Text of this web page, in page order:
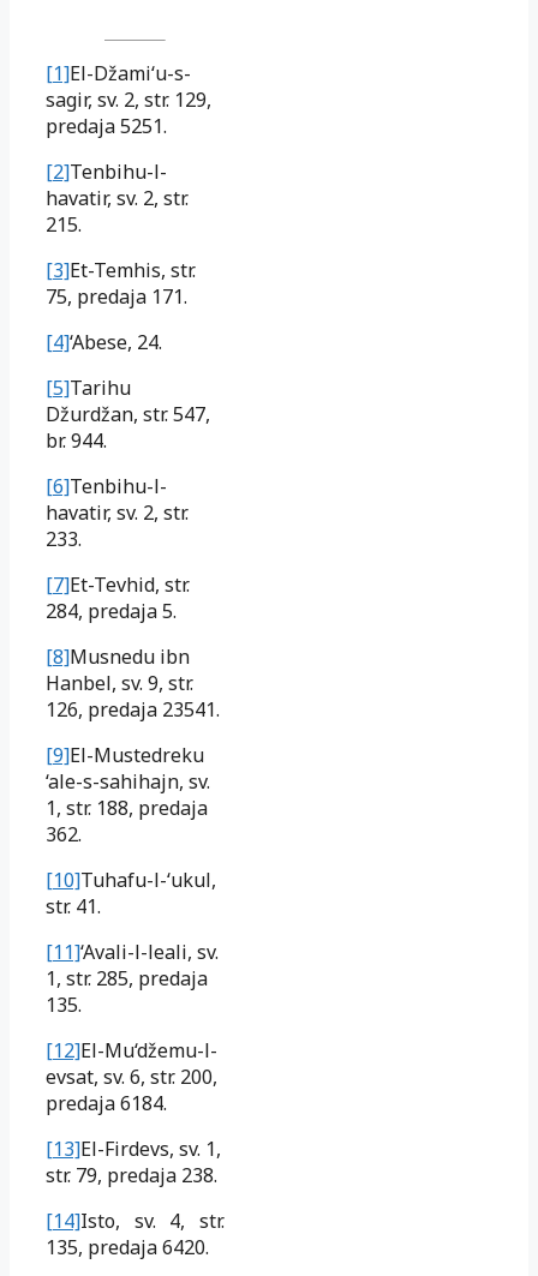
[1]El-Džami‘u-s-
sagir, sv. 2, str. 129,
predaja 5251.
[2]Tenbihu-l-
havatir, sv. 2, str.
215.
[3]Et-Temhis, str.
75, predaja 171.
[4]‘Abese, 24.
[5]Tarihu
Džurdžan, str. 547,
br. 944.
[6]Tenbihu-l-
havatir, sv. 2, str.
233.
[7]Et-Tevhid, str.
284, predaja 5.
[8]Musnedu ibn
Hanbel, sv. 9, str.
126, predaja 23541.
[9]El-Mustedreku
‘ale-s-sahihajn, sv.
1, str. 188, predaja
362.
[10]Tuhafu-l-‘ukul,
str. 41.
[11]‘Avali-l-leali, sv.
1, str. 285, predaja
135.
[12]El-Mu‘džemu-l-
evsat, sv. 6, str. 200,
predaja 6184.
[13]El-Firdevs, sv. 1,
str. 79, predaja 238.
[14]Isto, sv. 4, str.
135, predaja 6420.